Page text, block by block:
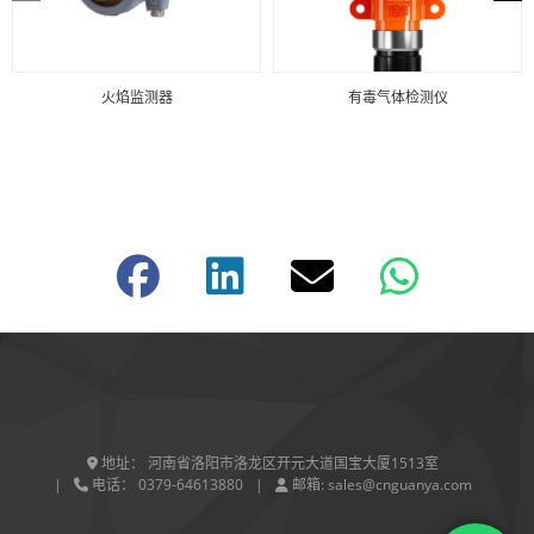
火焰监测器 有毒气体检测仪
地址：
河南省洛阳市洛龙区开元大道国宝大厦1513室
电话：
0379-64613880 邮箱: sales@cnguanya.com